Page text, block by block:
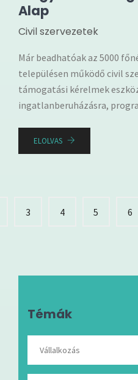
Alap
Civil szervezetek
Már beadhatóak az 5000
településen működő civil
támogatási kérelmek
ingatlanberuházásra,
ELOLVAS
3 4 5 6
Témák
Vállalkozás